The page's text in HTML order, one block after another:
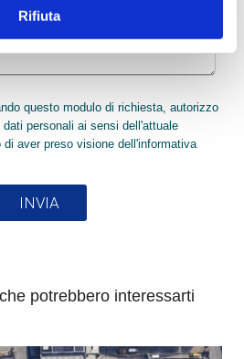
Rifiuta
questo modulo di richiesta, autorizzo
personali ai sensi dell'attuale
aver preso visione dell'informativa
INVIA
potrebbero interessarti